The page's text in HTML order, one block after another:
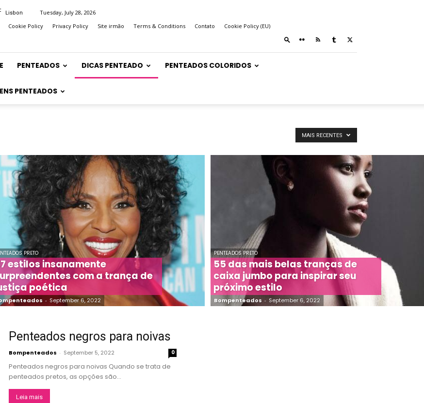
Lisbon
Tuesday, July 28, 2026
Cookie Policy Privacy Policy Site irmão Terms & Conditions Contato Cookie Policy (EU)
PENTEADOS DICAS PENTEADO PENTEADOS COLORIDOS
PENTEADOS
MAIS RECENTES
PRETO
estilos insanamente
com a trança de
poética
- September 6, 2022
PENTEADOS PRETO
55 das mais belas tranças de
caixa jumbo para inspirar seu
próximo estilo
Bompenteados - September 6, 2022
Penteados negros para noivas
Bompenteados - September 5, 2022 0
Penteados negros para noivas Quando se trata de
penteados pretos, as opções são...
Leia mais